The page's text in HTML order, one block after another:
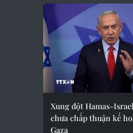
Xung đột Hamas-
chưa chấp thuận kế
Gaza